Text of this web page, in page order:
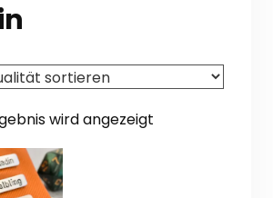
wird angezeigt